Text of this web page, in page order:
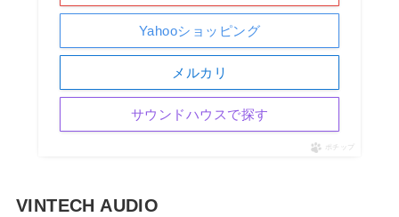
Yahooショッピング
メルカリ
サウンドハウスで探す
ポチップ
VINTECH AUDIO